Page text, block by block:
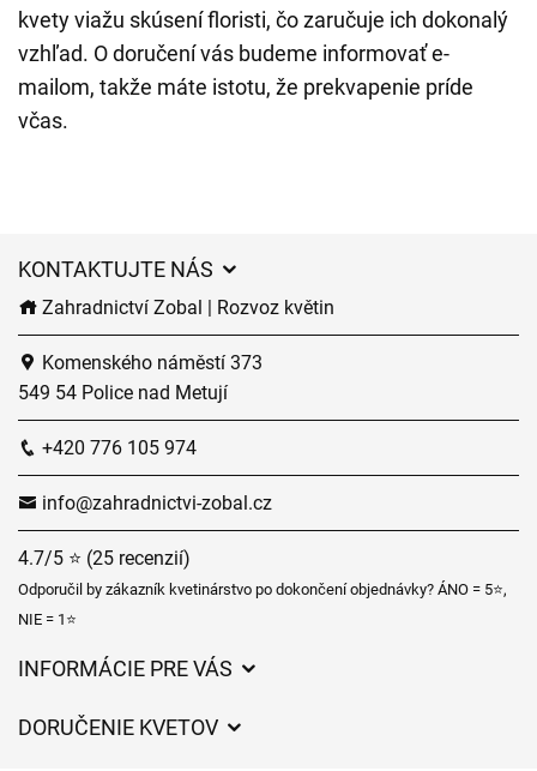
kvety viažu skúsení floristi, čo zaručuje ich dokonalý
vzhľad. O doručení vás budeme informovať e-
mailom, takže máte istotu, že prekvapenie príde
včas.
KONTAKTUJTE NÁS
Zahradnictví Zobal | Rozvoz květin
Komenského náměstí 373
549 54 Police nad Metují
+420 776 105 974
info@zahradnictvi-zobal.cz
4.7/5 ⭐ (25 recenzií)
Odporučil by zákazník kvetinárstvo po dokončení objednávky? ÁNO = 5⭐,
NIE = 1⭐
INFORMÁCIE PRE VÁS
DORUČENIE KVETOV